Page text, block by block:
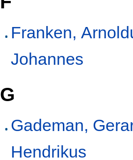
Franken,
Johannes
G
Gademan,
Hendrikus